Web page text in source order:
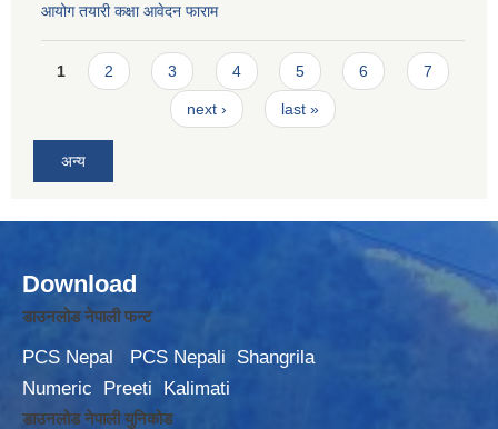
आयोग तयारी कक्षा आवेदन फाराम
Pages
1 2 3 4 5 6 7
next › last »
अन्य
Download
डाउनलोड नेपाली फन्ट
PCS Nepal PCS Nepali
Shangrila
Numeric
Preeti Kalimati
डाउनलोड नेपाली युनिकोड